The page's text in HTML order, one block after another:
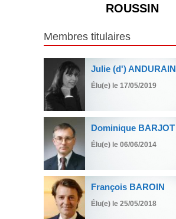
ROUSSIN
Membres titulaires
Julie (d') ANDURAIN
Élu(e) le 17/05/2019
Dominique BARJOT
Élu(e) le 06/06/2014
François BAROIN
Élu(e) le 25/05/2018